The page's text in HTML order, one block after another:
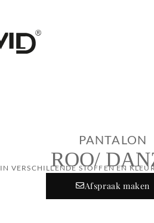
PANTALON
ROO/
IN VERSCHILLENDE STOFFEN EN
Afspraak maken